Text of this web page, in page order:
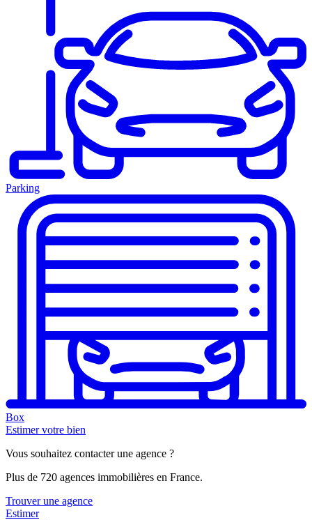
Parking
Box
Estimer votre bien
Vous souhaitez contacter une agence ?
Plus de 720 agences immobilières en France.
Trouver une agence
Estimer